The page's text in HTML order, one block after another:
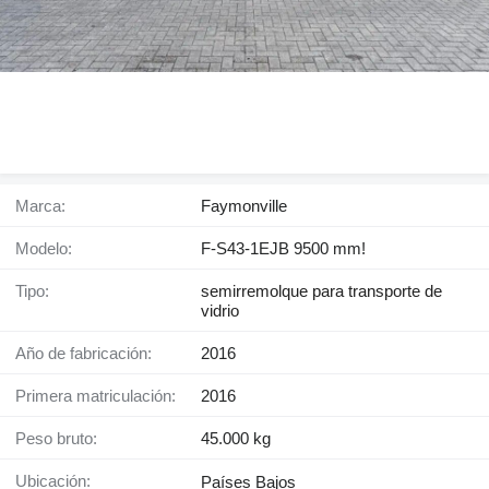
Marca: Faymonville
Modelo: F-S43-1EJB 9500 mm!
Tipo:
semirremolque para transporte de
vidrio
Año de fabricación: 2016
Primera matriculación: 2016
Peso bruto: 45.000 kg
Ubicación: Países Bajos